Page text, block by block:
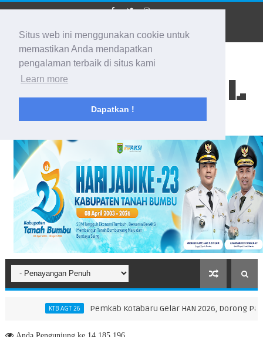
Situs web ini menggunakan cookie untuk
memastikan Anda mendapatkan
pengalaman terbaik di situs kami
Learn more
Dapatkan !
BIDIK KALSEL
Membidik Ke Segala Arah
Pemkab Kotabaru Gelar HAN 2026, Dorong Partisipasi
AndaPengunjung ke 14.185.196